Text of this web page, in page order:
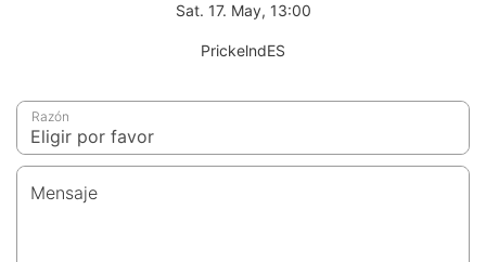
Sat. 17. May, 13:00
PrickelndES
Razón
Mensaje